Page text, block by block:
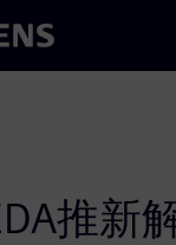
推新